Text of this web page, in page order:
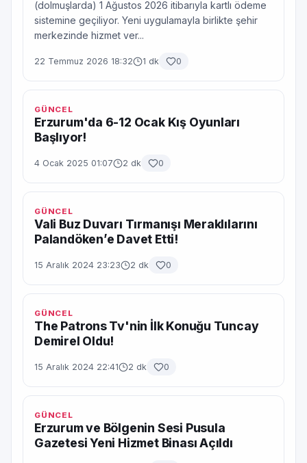
(dolmuşlarda) 1 Ağustos 2026 itibarıyla kartlı ödeme
sistemine geçiliyor. Yeni uygulamayla birlikte şehir
merkezinde hizmet ver...
22 Temmuz 2026 18:32 1 dk 0
GÜNCEL
Erzurum'da 6-12 Ocak Kış Oyunları
Başlıyor!
4 Ocak 2025 01:07 2 dk 0
GÜNCEL
Vali Buz Duvarı Tırmanışı Meraklılarını
Palandöken’e Davet Etti!
15 Aralık 2024 23:23 2 dk 0
GÜNCEL
The Patrons Tv'nin İlk Konuğu Tuncay
Demirel Oldu!
15 Aralık 2024 22:41 2 dk 0
GÜNCEL
Erzurum ve Bölgenin Sesi Pusula
Gazetesi Yeni Hizmet Binası Açıldı